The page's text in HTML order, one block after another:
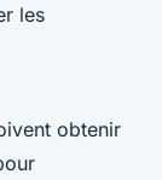
les
obtenir